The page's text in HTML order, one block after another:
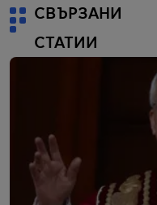
СВЪРЗАНИ
СТАТИИ